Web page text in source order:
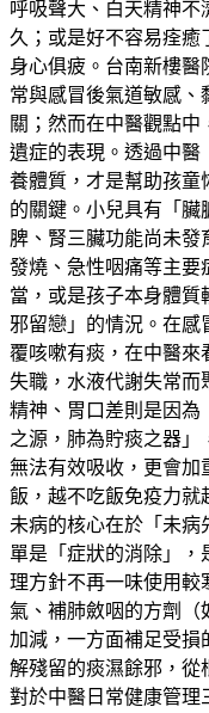
呼吸聲大、白天精神
久；或是好不容易痊癒
身心俱疲。台南新樓醫
常與感冒後氣道敏感、
關；然而在中醫觀點
遺症的表現。透過中醫
養體質，才是幫助孩童
的關鍵。小兒具有「臟
脾、腎三臟功能尚未
發燒、急性咽痛等主要
當，或是孩子本身體
邪留戀」的情況。在感
覆咳嗽有痰，在中醫來
失職，水液代謝失常而
精神、胃口差則是因為
之源，肺為貯痰之器
無法有效吸收，更會加
飯，越不吃飯免疫力就
未病的核心在於「未
單是「症狀的消除」，
理方針不再一味使用較
氣、補肺斂咽的方劑（
加減，一方面補足受損
解殘留的痰濕餘邪，從
對於中醫日常健康管理